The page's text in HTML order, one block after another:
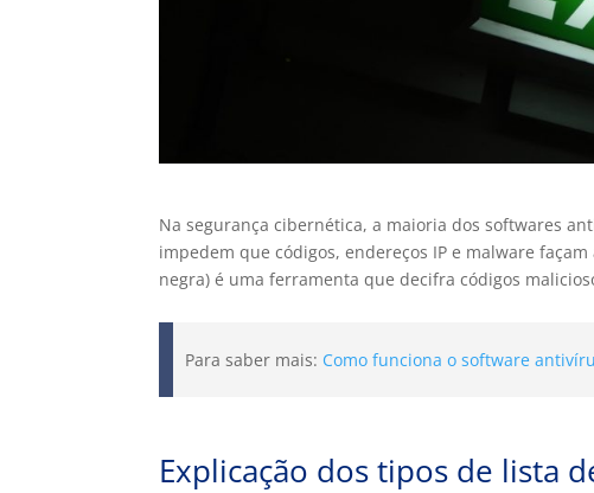
Na segurança cibernética, a maioria dos softwares
impedem que códigos, endereços IP e malware
negra) é uma ferramenta que decifra códigos
Para saber mais: Como funciona o software
Explicação dos tipos de lista